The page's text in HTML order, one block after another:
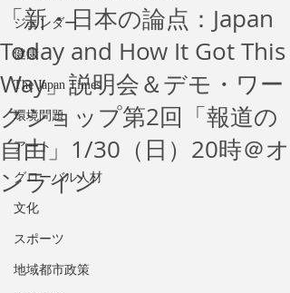
ジェンダー
健康
The Japan Times
環境問題
アート
グローバル人材
文化
スポーツ
地域都市政策
「新・日本の論点：Japan
Today and How It Got This
Way」説明会＆デモ・ワー
クショップ第2回「報道の
自由」1/30（日）20時＠オ
ンライン